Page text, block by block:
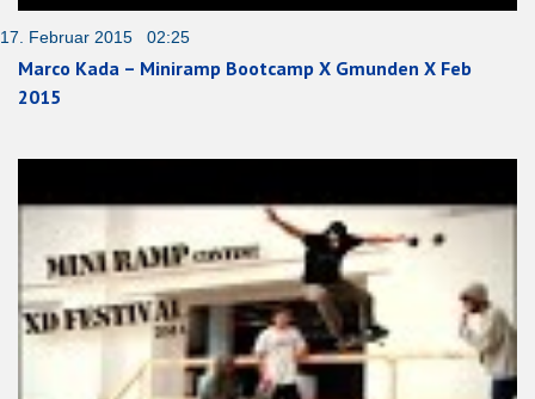
17. Februar 2015 02:25
Marco Kada – Miniramp Bootcamp X Gmunden X Feb
2015